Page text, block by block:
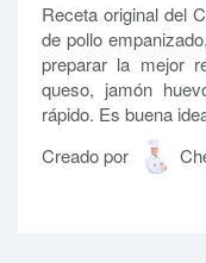
Receta original del
de pollo
preparar la mejor
queso, jamón
rápido. Es buena
Creado por